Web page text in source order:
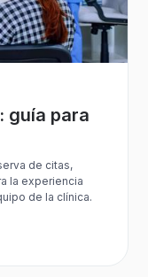
guía para
de citas,
la experiencia
de la clínica.